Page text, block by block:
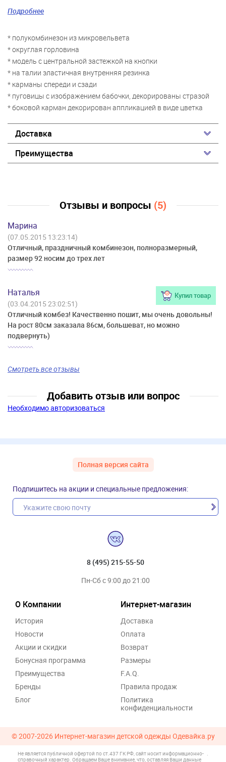
Девочки
Возраст: 9 мес., 12 мес., 18 мес., 2 года
Подробнее
* полукомбинезон из микровельвета
* округлая горловина
* модель с центральной застежкой на кнопки
* на талии эластичная внутренняя резинка
* карманы спереди и сзади
* пуговицы с изображением бабочки, декорированы стразой
* боковой карман декорирован аппликацией в виде цветка
Доставка
Преимущества
Отзывы и вопросы (5)
Марина
(07.05.2015 13:23:14)
Отличный, праздничный комбинезон, полноразмерный,
размер 92 носим до трех лет
Наталья Купил товар
(03.04.2015 23:02:51)
Отличный комбез! Качественно пошит, мы очень довольны!
На рост 80см заказала 86см, большеват, но можно
подвернуть)
Смотреть все отзывы
Добавить отзыв или вопрос
Необходимо авторизоваться
Полная версия сайта
Подпишитесь на акции и специальные предложения:
8 (495) 215-55-50
Пн-Сб с 9:00 до 21:00
О Компании
История
Новости
Акции и скидки
Бонусная программа
Преимущества
Бренды
Блог
Интернет-магазин
Доставка
Оплата
Возврат
Размеры
F.A.Q.
Правила продаж
Политика
конфиденциальности
© 2007-2026 Интернет-магазин детской одежды Одевайка.ру
Не является публичной офертой по ст.437 ГК РФ, сайт носит информационно-
справочный характер. Обращаем Ваше внимание, что, оставляя Ваши данные
.